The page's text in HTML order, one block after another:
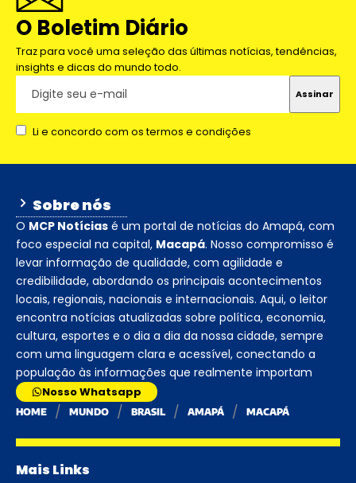
O Boletim Diário
Traz para você uma seleção das últimas notícias, tendências,
insights e dicas do mundo todo.
Li e concordo com os termos e condições
Sobre nós
O MCP Notícias é um portal de notícias do Amapá, com
foco especial na capital, Macapá. Nosso compromisso é
levar informação de qualidade, com agilidade e
credibilidade, abordando os principais acontecimentos
locais, regionais, nacionais e internacionais. Aqui, o leitor
encontra notícias atualizadas sobre política, economia,
cultura, esportes e o dia a dia da nossa cidade, sempre
com uma linguagem clara e acessível, conectando a
população às informações que realmente importam
Nosso Whatsapp
HOME MUNDO BRASIL AMAPÁ MACAPÁ
Mais Links